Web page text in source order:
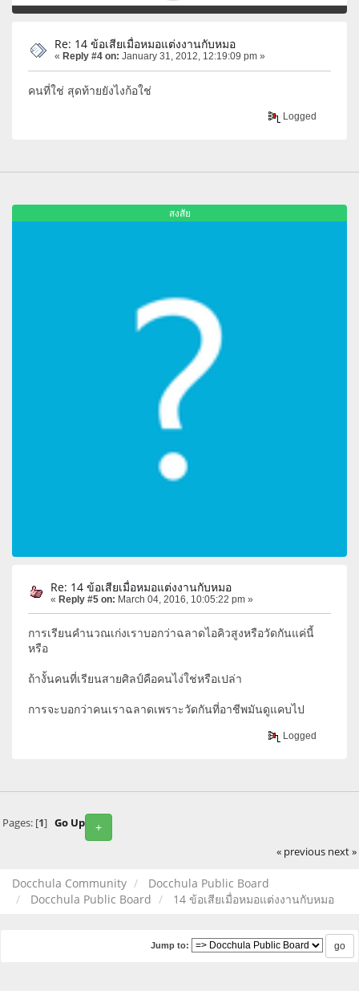
Re: 14 ข้อเสียเมื่อหมอแต่งงานกับหมอ
« Reply #4 on: January 31, 2012, 12:19:09 pm »
คนที่ใช่ สุดท้ายยังไงก้อใช่
Logged
สงสัย
Re: 14 ข้อเสียเมื่อหมอแต่งงานกับหมอ
« Reply #5 on: March 04, 2016, 10:05:22 pm »
การเรียนคำนวณเก่งเราบอกว่าฉลาดไอคิวสูงหรือวัดกันแค่นี้
หรือ
ถ้างั้นคนที่เรียนสายศิลป์คือคนไง่ใช่หรือเปล่า
การจะบอกว่าคนเราฉลาดเพราะวัดกันที่อาชีพมันดูแคบไป
Logged
+
Pages: [1] Go Up
« previous next »
Docchula Community
Docchula Public Board
Docchula Public Board
14 ข้อเสียเมื่อหมอแต่งงานกับหมอ
Jump to: